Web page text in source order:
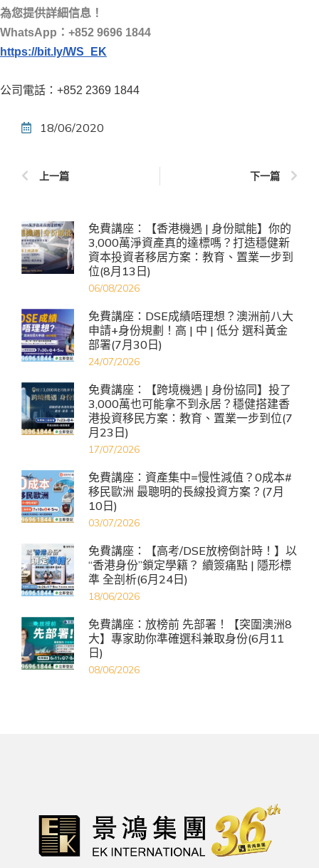
為您提供詳細信息！
WhatsApp：+852 9696 1844
https://bit.ly/WS_EK
公司電話：+852 2369 1844
18/06/2020
上一篇 下一篇
免費講座：【香港機遇 | 身份賦能】你的
3,000萬淨資產真的達標嗎？打造穩健新
資本投資者移居方案：教育、置業一步到
位(8月13日)
06/08/2026
免費講座：DSE成績唔理想？澳洲前八大
申請+身份規劃！高 | 中 | 低分 選科黃金
部署(7月30日)
24/07/2026
免費講座：【跨境機遇 | 身份協同】投了
3,000萬也可能拿不到永居？穩健搭建香
港投資移民方案：教育、置業一步到位(7
月23日)
17/07/2026
免費講座：資產集中=慢性減值？0成本#
移民歐洲 最聰明的長線投資方案？(7月
10日)
03/07/2026
免費講座：【高考/DSE放榜倒計時！】以
“香港身份”鎖定學籍？ 續簽痛點 | 隱形標
準 全剖析(6月24日)
18/06/2026
免費講座：放榜前 先部署！【突圍澳洲8
大】專家助你準確選科兼取身份(6月11
日)
08/06/2026